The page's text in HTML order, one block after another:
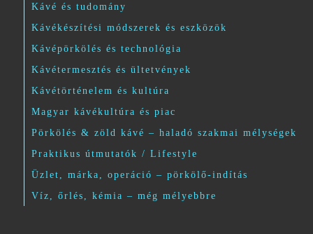
Kávé és tudomány
Kávékészítési módszerek és eszközök
Kávépörkölés és technológia
Kávétermesztés és ültetvények
Kávétörténelem és kultúra
Magyar kávékultúra és piac
Pörkölés & zöld kávé – haladó szakmai mélységek
Praktikus útmutatók / Lifestyle
Üzlet, márka, operáció – pörkölő-indítás
Víz, őrlés, kémia – még mélyebbre